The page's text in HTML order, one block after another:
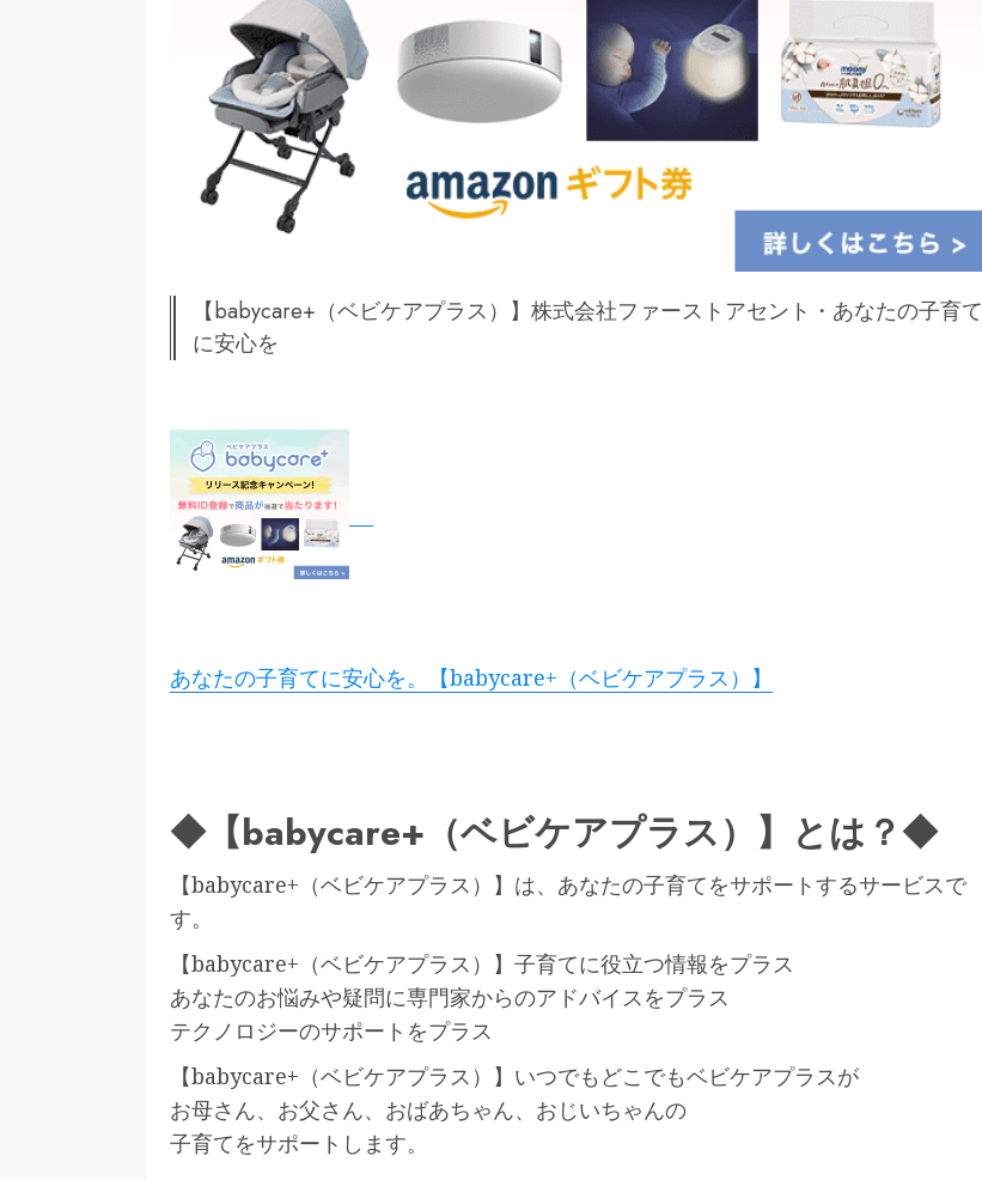
【babycare+（ベビケアプラス）】株式会社ファーストアセント・あなたの子育て
に安心を
あなたの子育てに安心を。【babycare+（ベビケアプラス）】
◆【babycare+（ベビケアプラス）】とは？◆
【babycare+（ベビケアプラス）】は、あなたの子育てをサポートするサービスで
す。
【babycare+（ベビケアプラス）】子育てに役立つ情報をプラス
あなたのお悩みや疑問に専門家からのアドバイスをプラス
テクノロジーのサポートをプラス
【babycare+（ベビケアプラス）】いつでもどこでもベビケアプラスが
お母さん、お父さん、おばあちゃん、おじいちゃんの
子育てをサポートします。